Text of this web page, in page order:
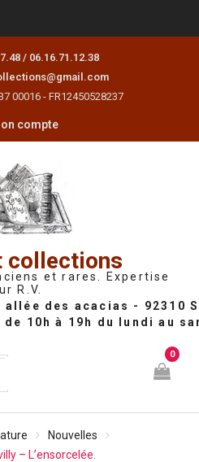
/ 06.16.71.12.38
00016 - FR12450528237
compte
collections
et rares. Expertise
R.V.
0
Nouvelles
– L’ensorcelée.